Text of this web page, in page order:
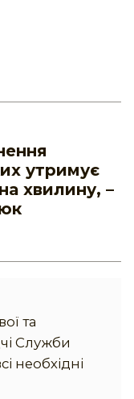
утримує
хвилину, –
та
Служби
необхідні